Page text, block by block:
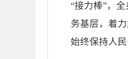
“接力棒”，
务基层，着
始终保持人